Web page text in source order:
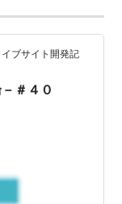
ブサイト開発記
＃４０